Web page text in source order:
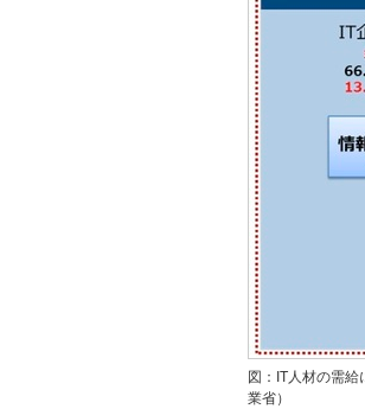
図：IT人材の需
業省）